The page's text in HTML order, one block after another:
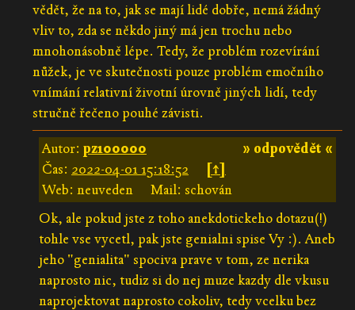
vědět, že na to, jak se mají lidé dobře, nemá žádný
vliv to, zda se někdo jiný má jen trochu nebo
mnohonásobně lépe. Tedy, že problém rozevírání
nůžek, je ve skutečnosti pouze problém emočního
vnímání relativní životní úrovně jiných lidí, tedy
stručně řečeno pouhé závisti.
» odpovědět «
Autor: pz100000
Čas: 2022-04-01 15:18:52
[↑]
Web: neuveden
Mail: schován
Ok, ale pokud jste z toho anekdotickeho dotazu(!)
tohle vse vycetl, pak jste genialni spise Vy :). Aneb
jeho "genialita" spociva prave v tom, ze nerika
naprosto nic, tudiz si do nej muze kazdy dle vkusu
naprojektovat naprosto cokoliv, tedy vcelku bez